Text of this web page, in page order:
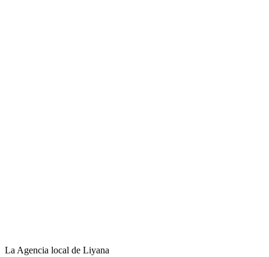
La Agencia local de Liyana